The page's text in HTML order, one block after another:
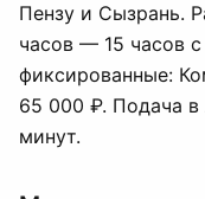
Пензу и Сызрань.
часов — 15 часов
фиксированные:
65 000 ₽. Подача
минут.